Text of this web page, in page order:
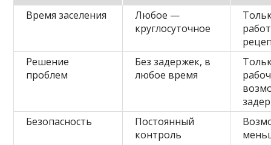
Время заселения
Любое —
круглосуточное
Решение
проблем
Без задержек, в
любое время
Безопасность
Постоянный
контроль